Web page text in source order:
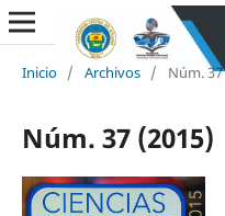
Inicio / Archivos / Núm.
Núm. 37 (2015)